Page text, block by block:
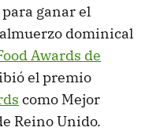
ganar el
dominical
Awards de
el premio
como Mejor
Reino Unido.